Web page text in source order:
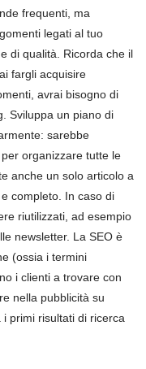
frequenti, ma
legati al tuo
di qualità. Ricorda che il
fargli acquisire
avrai bisogno di
Sviluppa un piano di
sarebbe
organizzare tutte le
anche un solo articolo a
completo. In caso di
riutilizzati, ad esempio
newsletter. La SEO è
(ossia i termini
i clienti a trovare con
nella pubblicità su
primi risultati di ricerca